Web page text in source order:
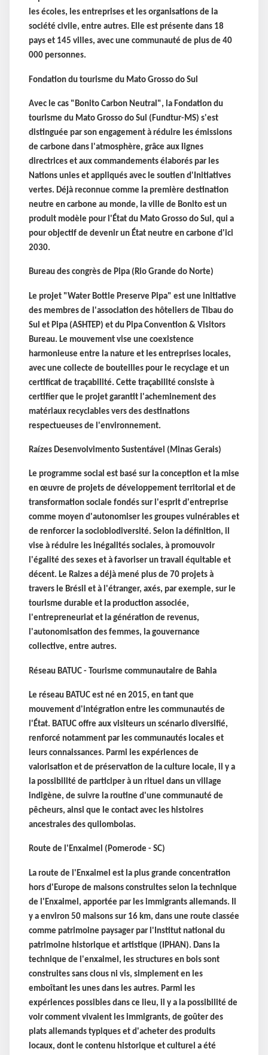
les écoles, les entreprises et les organisations de la
société civile, entre autres. Elle est présente dans 18
pays et 145 villes, avec une communauté de plus de 40
000 personnes.
Fondation du tourisme du Mato Grosso do Sul
Avec le cas "Bonito Carbon Neutral", la Fondation du
tourisme du Mato Grosso do Sul (Fundtur-MS) s'est
distinguée par son engagement à réduire les émissions
de carbone dans l'atmosphère, grâce aux lignes
directrices et aux commandements élaborés par les
Nations unies et appliqués avec le soutien d'Initiatives
vertes. Déjà reconnue comme la première destination
neutre en carbone au monde, la ville de Bonito est un
produit modèle pour l'État du Mato Grosso do Sul, qui a
pour objectif de devenir un État neutre en carbone d'ici
2030.
Bureau des congrès de Pipa (Rio Grande do Norte)
Le projet "Water Bottle Preserve Pipa" est une initiative
des membres de l'association des hôteliers de Tibau do
Sul et Pipa (ASHTEP) et du Pipa Convention & Visitors
Bureau. Le mouvement vise une coexistence
harmonieuse entre la nature et les entreprises locales,
avec une collecte de bouteilles pour le recyclage et un
certificat de traçabilité. Cette traçabilité consiste à
certifier que le projet garantit l'acheminement des
matériaux recyclables vers des destinations
respectueuses de l'environnement.
Raízes Desenvolvimento Sustentável (Minas Gerais)
Le programme social est basé sur la conception et la mise
en œuvre de projets de développement territorial et de
transformation sociale fondés sur l'esprit d'entreprise
comme moyen d'autonomiser les groupes vulnérables et
de renforcer la sociobiodiversité. Selon la définition, il
vise à réduire les inégalités sociales, à promouvoir
l'égalité des sexes et à favoriser un travail équitable et
décent. Le Raizes a déjà mené plus de 70 projets à
travers le Brésil et à l'étranger, axés, par exemple, sur le
tourisme durable et la production associée,
l'entrepreneuriat et la génération de revenus,
l'autonomisation des femmes, la gouvernance
collective, entre autres.
Réseau BATUC - Tourisme communautaire de Bahia
Le réseau BATUC est né en 2015, en tant que
mouvement d'intégration entre les communautés de
l'État. BATUC offre aux visiteurs un scénario diversifié,
renforcé notamment par les communautés locales et
leurs connaissances. Parmi les expériences de
valorisation et de préservation de la culture locale, il y a
la possibilité de participer à un rituel dans un village
indigène, de suivre la routine d'une communauté de
pêcheurs, ainsi que le contact avec les histoires
ancestrales des quilombolas.
Route de l'Enxaimel (Pomerode - SC)
La route de l'Enxaimel est la plus grande concentration
hors d'Europe de maisons construites selon la technique
de l'Enxaimel, apportée par les immigrants allemands. Il
y a environ 50 maisons sur 16 km, dans une route classée
comme patrimoine paysager par l'Institut national du
patrimoine historique et artistique (IPHAN). Dans la
technique de l'enxaimel, les structures en bois sont
construites sans clous ni vis, simplement en les
emboîtant les unes dans les autres. Parmi les
expériences possibles dans ce lieu, il y a la possibilité de
voir comment vivaient les immigrants, de goûter des
plats allemands typiques et d'acheter des produits
locaux, dont le contenu historique et culturel a été